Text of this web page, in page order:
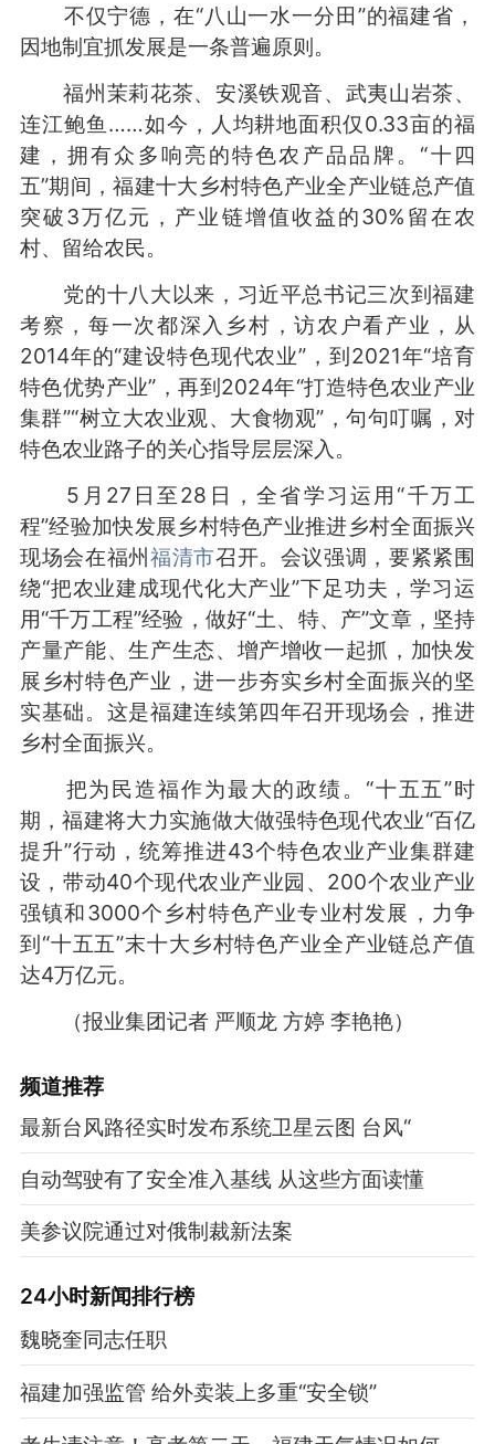
不仅宁德，在“八山一水一分田”的福建省，
因地制宜抓发展是一条普遍原则。
福州茉莉花茶、安溪铁观音、武夷山岩茶、
连江鲍鱼……如今，人均耕地面积仅0.33亩的福
建，拥有众多响亮的特色农产品品牌。“十四
五”期间，福建十大乡村特色产业全产业链总产值
突破3万亿元，产业链增值收益的30%留在农
村、留给农民。
党的十八大以来，习近平总书记三次到福建
考察，每一次都深入乡村，访农户看产业，从
2014年的“建设特色现代农业”，到2021年“培育
特色优势产业”，再到2024年“打造特色农业产业
集群”“树立大农业观、大食物观”，句句叮嘱，对
特色农业路子的关心指导层层深入。
5月27日至28日，全省学习运用“千万工
程”经验加快发展乡村特色产业推进乡村全面振兴
现场会在福州福清市召开。会议强调，要紧紧围
绕“把农业建成现代化大产业”下足功夫，学习运
用“千万工程”经验，做好“土、特、产”文章，坚持
产量产能、生产生态、增产增收一起抓，加快发
展乡村特色产业，进一步夯实乡村全面振兴的坚
实基础。这是福建连续第四年召开现场会，推进
乡村全面振兴。
把为民造福作为最大的政绩。“十五五”时
期，福建将大力实施做大做强特色现代农业“百亿
提升”行动，统筹推进43个特色农业产业集群建
设，带动40个现代农业产业园、200个农业产业
强镇和3000个乡村特色产业专业村发展，力争
到“十五五”末十大乡村特色产业全产业链总产值
达4万亿元。
（报业集团记者 严顺龙 方婷 李艳艳）
频道推荐
最新台风路径实时发布系统卫星云图 台风“
自动驾驶有了安全准入基线 从这些方面读懂
美参议院通过对俄制裁新法案
24小时新闻排行榜
魏晓奎同志任职
福建加强监管 给外卖装上多重“安全锁”